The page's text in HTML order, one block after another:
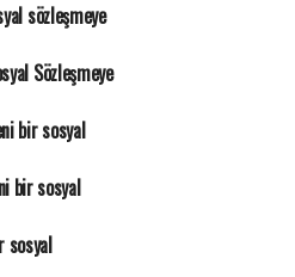
sözleşmeye
Sözleşmeye
bir sosyal
bir sosyal
sosyal